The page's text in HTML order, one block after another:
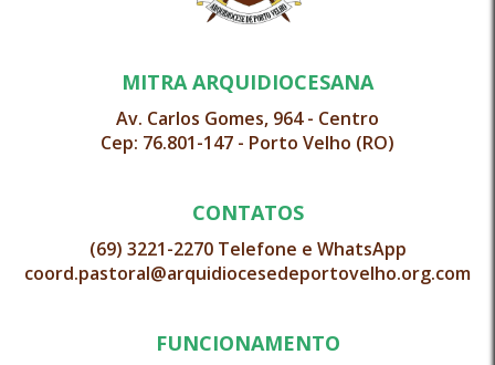
MITRA ARQUIDIOCESANA
Av. Carlos Gomes, 964 - Centro
Cep: 76.801-147 - Porto Velho (RO)
CONTATOS
(69) 3221-2270 Telefone e WhatsApp
coord.pastoral@arquidiocesedeportovelho.org.com
FUNCIONAMENTO